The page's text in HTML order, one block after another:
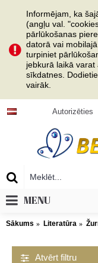
Informējam, ka
(angļu val.
pārlūkošanas
datorā vai
turpiniet
jebkurā laikā
sīkdatnes.
vairāk.
Autorizēties
MENU
Sākums Literatūra
Atvērt filtru